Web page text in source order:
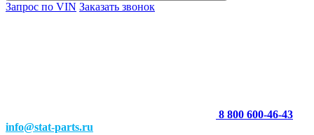
Запрос по VIN Заказать звонок
8 800 600-46-43
info@stat-parts.ru